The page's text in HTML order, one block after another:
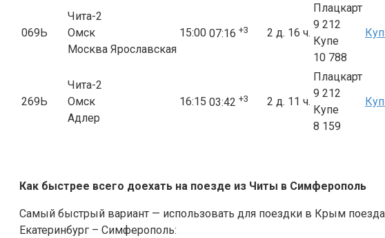
069Ь
Чита-2
Омск
Москва Ярославская
15:00 07:16 +3 2 д. 16 ч.
Плацкарт
9 212
Купе
10 788
269Ь
Чита-2
Омск
Адлер
16:15 03:42 +3 2 д. 11 ч.
Плацкарт
9 212
Купе
8 159
Как быстрее всего доехать на поезде из Читы в Симферополь
Самый быстрый вариант — использовать для поездки в Крым
Екатеринбург – Симферополь: